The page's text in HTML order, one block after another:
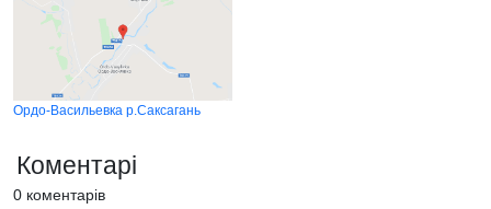
Ордо-Васильевка р.Саксагань
Коментарі
0 коментарів